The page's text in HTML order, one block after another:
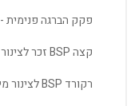
פקק הברגה פנימית - 108BSP
קצה BSP זכר לצינור (פליז)
רקורד BSP לצינור מים (פליז)